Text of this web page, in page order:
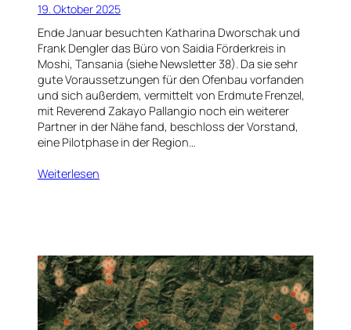
19. Oktober 2025
Ende Januar besuchten Katharina Dworschak und
Frank Dengler das Büro von Saidia Förderkreis in
Moshi, Tansania (siehe Newsletter 38). Da sie sehr
gute Voraussetzungen für den Ofenbau vorfanden
und sich außerdem, vermittelt von Erdmute Frenzel,
mit Reverend Zakayo Pallangio noch ein weiterer
Partner in der Nähe fand, beschloss der Vorstand,
eine Pilotphase in der Region…
Weiterlesen